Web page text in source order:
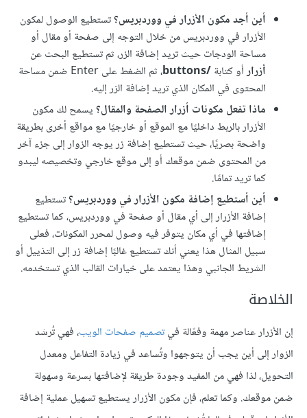
أين أجد مكون الأزرار في ووردبريس؟تستطيع الوصول لمكون
الأزرار في ووردبريس من خلال التوجه إلى صفحة أو مقال أو
مساحة الودجات حيث تريد إضافة الزر، ثم تستطيع البحث عن
أزرارأو كتابة/buttons
، ثم الضغط على Enter ضمن مساحة
المحتوى في المكان الذي تريد إضافة الزر إليه.
ماذا تفعل مكونات أزرار الصفحة والمقال؟يسمح لك مكون
الأزرار بالربط داخليًا مع الموقع أو خارجيًا مع مواقع أخرى بطريقة
واضحة بصريًا، حيث تستطيع إضافة زر يوجه الزوار إلى جزء آخر
من المحتوى ضمن موقعك أو إلى موقع خارجي وتخصيصه ليبدو
كما تريد تمامًا.
أين أستطيع إضافة مكون الأزرار في ووردبريس؟تستطيع
إضافة الأزرار إلى أي مقال أو صفحة في ووردبريس، كما تستطيع
إضافتها في أي مكان يتوفر فيه وصول لمحرر المكونات، فعلى
سبيل المثال هذا يعني أنك تستطيع غالبًا إضافة زر إلى التذييل أو
الشريط الجانبي وهذا يعتمد على خيارات القالب الذي تستخدمه.
الخلاصة
إن الأزرار عناصر مهمة وفعّالة فيتصميم صفحات الويب، فهي تُرشد
الزوار إلى أين يجب أن يتوجهوا وتُساعد في زيادة التفاعل ومعدل
التحويل، لذا فهي من المفيد وجودة طريقة لإضافتها بسرعة وسهولة
ضمن موقعك. وكما تعلم، فإن مكون الأزرار يستطيع تسهيل عملية إضافة